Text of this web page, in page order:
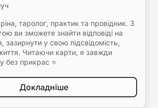
таролог, практик та провідник. З
ви зможете знайти відповіді на
зазирнути у свою підсвідомість,
Читаючи карти, я завжди
без прикрас ⭐️
Докладніше